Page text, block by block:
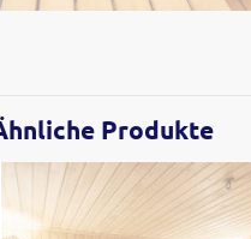
Produkte